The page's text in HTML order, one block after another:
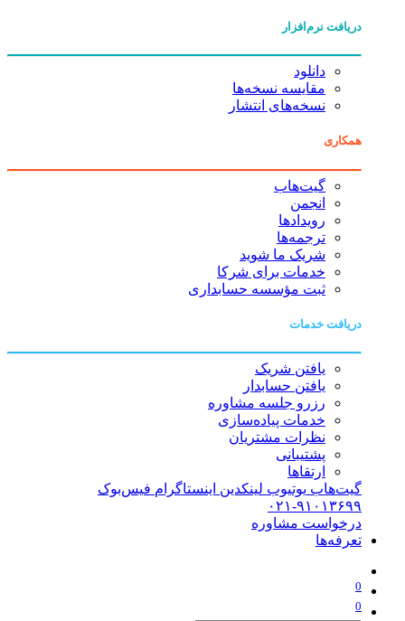
دریافت نرم‌افزار
دانلود
مقایسه نسخه‌ها
نسخه‌های انتشار
همکاری
گیت‌هاب
انجمن
رویدادها
ترجمه‌ها
شریک ما شوید
خدمات برای شرکا
ثبت مؤسسه حسابداری
دریافت خدمات
یافتن شریک
یافتن حسابدار
رزرو جلسه مشاوره
خدمات پیاده‌سازی
نظرات مشتریان
پشتیبانی
ارتقاها
گیت‌هاب یوتیوب لینکدین اینستاگرام فیس‌بوک
۰۲۱-۹۱۰۱۳۶۹۹
درخواست مشاوره
تعرفه‌ها
0
0